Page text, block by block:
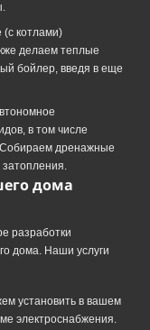
котлами)
делаем теплые
бойлер, введя в еще
в том числе
Собираем дренажные
дома
разработки
дома. Наши услуги
установить в вашем
электроснабжения.